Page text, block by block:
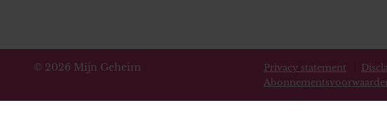
© 2026 Mijn Geheim Privacy statement